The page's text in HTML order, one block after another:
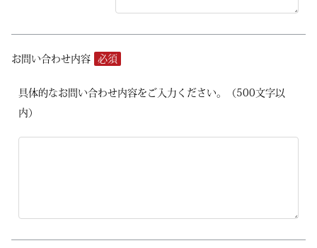
お問い合わせ内容 必須
具体的なお問い合わせ内容をご入力ください。（500文字以
内）